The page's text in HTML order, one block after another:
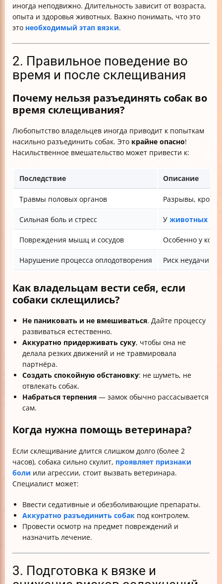
иногда неподвижно. Длительность зависит от возраста,
опыта и здоровья животных. Важно понимать, что это
это необходимый этап вязки.
2. Правильное поведение во
время и после склещивания
Почему нельзя разъединять собак во
время склещивания?
Любопытство владельцев иногда приводит к попыткам
насильно разъединить собак. Это крайне опасно!
Насильственное вмешательство может привести к:
Последствие Описание
Травмы половых органов Разрывы,
Сильная боль и стресс У животных
Повреждения мышц и сосудов Особенно у
Нарушение процесса оплодотворения Риск неудачи
Как владельцам вести себя, если
собаки склещились?
Не паниковать и не вмешиваться. Дайте процессу
развиваться естественно.
Аккуратно придерживать суку, чтобы она не
делала резких движений и не травмировала
партнёра.
Создать спокойную обстановку: не шуметь, не
отвлекать собак.
Набраться терпения — замок обычно рассасывается
сам.
Когда нужна помощь ветеринара?
Если склещивание длится слишком долго (более 2
часов), собака сильно скулит, проявляет признаки
боли или агрессии, стоит вызвать ветеринара.
Специалист может:
Ввести седативные и обезболивающие препараты.
Аккуратно разъединить собак под контролем.
Провести осмотр на предмет повреждений и
назначить лечение.
3. Подготовка к вязке и